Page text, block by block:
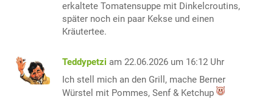
erkaltete Tomatensuppe mit Dinkelcroutins,
später noch ein paar Kekse und einen
Kräutertee.
Teddypetzi am 22.06.2026 um 16:12 Uhr
Ich stell mich an den Grill, mache Berner
Würstel mit Pommes, Senf & Ketchup